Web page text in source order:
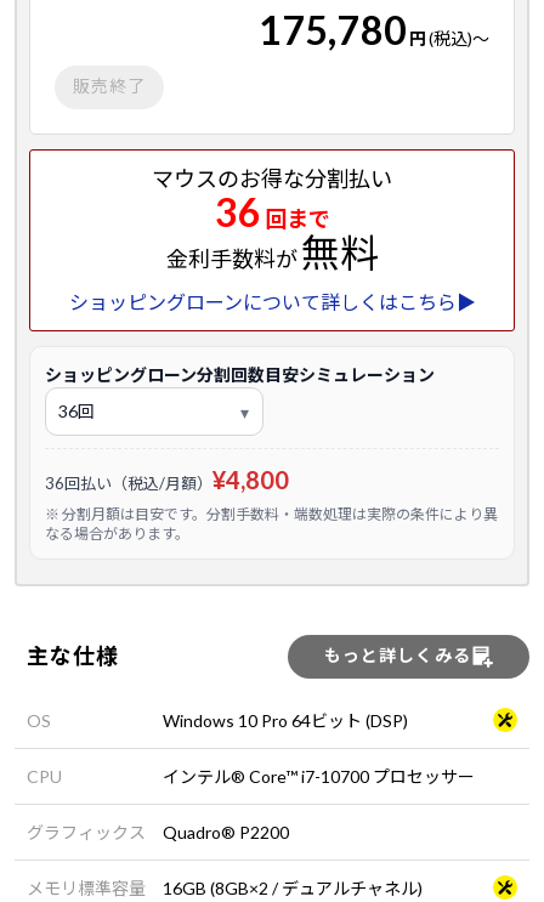
175,780 円(税込)～
販売終了
マウスのお得な分割払い
36 回まで
金利手数料が無料
ショッピングローンについて詳しくはこちら▶
ショッピングローン分割回数目安シミュレーション
36回払い（税込/月額） ¥4,800
※ 分割月額は目安です。分割手数料・端数処理は実際の条件により異
なる場合があります。
主な仕様 もっと詳しくみる
OS Windows 10 Pro 64ビット (DSP)
CPU インテル® Core™ i7-10700 プロセッサー
グラフィックス Quadro® P2200
メモリ標準容量 16GB (8GB×2 / デュアルチャネル)